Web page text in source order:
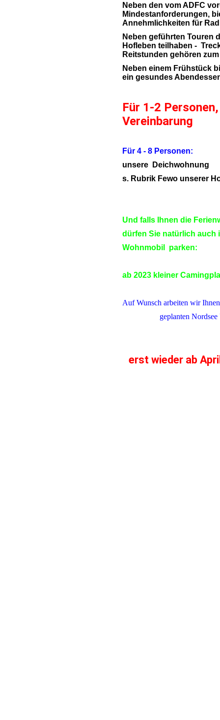
Neben den vom ADFC
Mindestanforderungen,
Annehmlichkeiten für
Neben geführten Touren
Hofleben teilhaben -
Reitstunden gehören
Neben einem Frühstück
ein gesundes
Für 1-2
Vereinbarung
Für 4 - 8 Personen:
unsere Deichwohnung
s. Rubrik Fewo unserer
Und falls Ihnen die
dürfen Sie natürlich auch
Wohnmobil parken:
ab 2023 kleiner
Auf Wunsch arbeiten wir
geplanten Nordsee
erst wieder ab